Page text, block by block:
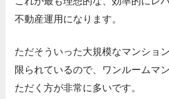
不動産運用になります。
ただそういった大規模なマンショ
限られているので、ワンルームマ
ただく方が非常に多いです。